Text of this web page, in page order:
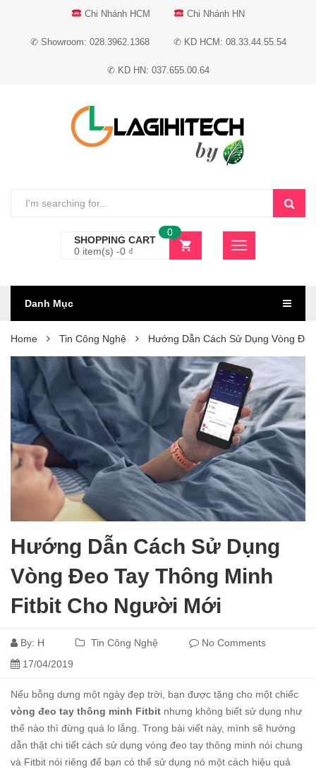
Chi Nhánh HCM Chi Nhánh HN
✆ Showroom: 028.3962.1368 ✆ KD HCM: 08.33.44.55.54
✆ KD HN: 037.655.00.64
SHOPPING CART
0 item(s) -0 ₫
0
Danh Mục
Home Tin Công Nghệ Hướng Dẫn Cách Sử Dụng Vòng
Hướng Dẫn Cách Sử Dụng
Vòng Đeo Tay Thông Minh
Fitbit Cho Người Mới
By: H Tin Công Nghệ
No Comments
17/04/2019
Nếu bỗng dưng một ngày đẹp trời, bạn được tặng cho một chiếc
vòng đeo tay thông minh Fitbit nhưng không biết sử dụng như
thế nào thì đừng quá lo lắng. Trong bài viết này, mình sẽ hướng
dẫn thật chi tiết cách sử dụng vòng đeo tay thông minh nói chung
và Fitbit nói riêng để bạn có thể sử dụng nó một cách hiệu quả